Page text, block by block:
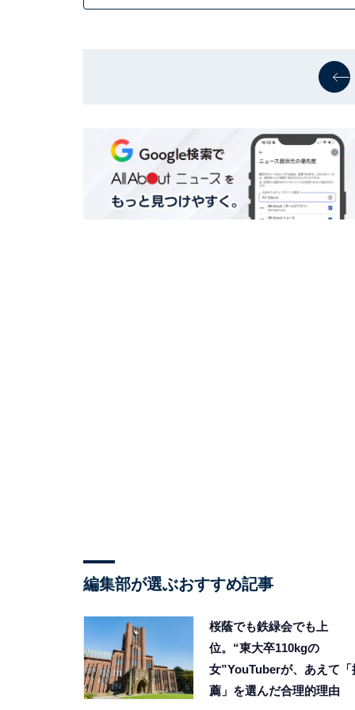
編集部が選ぶおすすめ記事
桜蔭でも鉄緑会でも上
位。“東大卒110kgの
女”YouTuberが、あえて「
薦」を選んだ合理的理由